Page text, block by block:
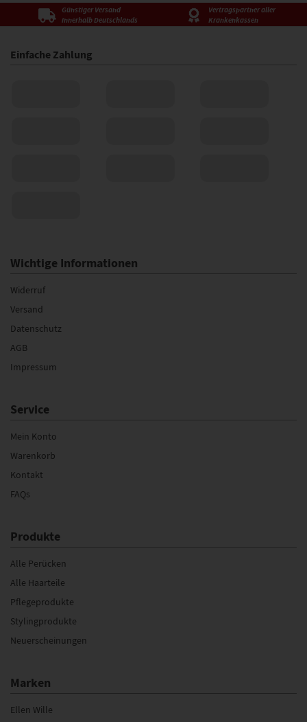
Günstiger Versand
innerhalb Deutschlands
Vertragspartner aller
Krankenkassen
Einfache Zahlung
Wichtige Informationen
Widerruf
Versand
Datenschutz
AGB
Impressum
Service
Mein Konto
Warenkorb
Kontakt
FAQs
Produkte
Alle Perücken
Alle Haarteile
Pflegeprodukte
Stylingprodukte
Neuerscheinungen
Marken
Ellen Wille